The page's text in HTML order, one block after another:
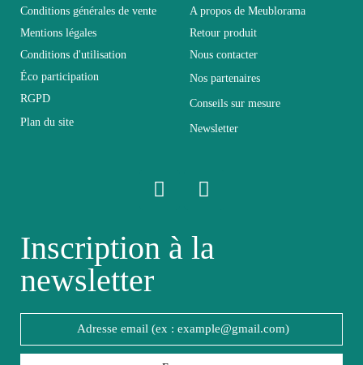
Dimensions 205x100x177
Electrique Non électrique
Non Empilable
Garantie
Conditions générales de vente
Mentions légales
Conditions d'utilisation
Éco participation
RGPD
Plan du site
A propos de Meublorama
Retour produit
Nous contacter
Nos partenaires
Conseils sur mesure
Newsletter
Inscription à la
newsletter